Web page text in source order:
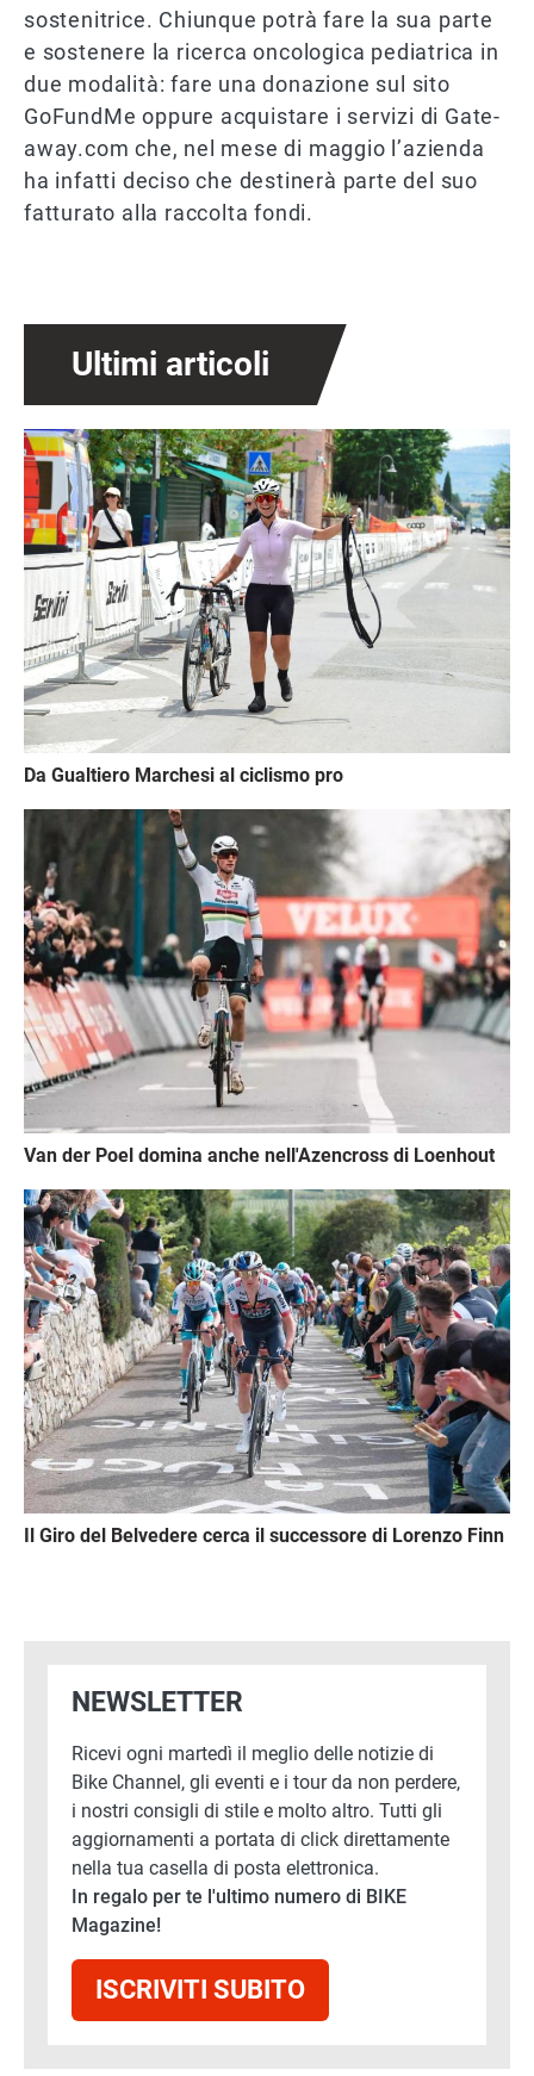
sostenitrice. Chiunque potrà fare la sua parte
e sostenere la ricerca oncologica pediatrica in
due modalità: fare una donazione sul sito
GoFundMe oppure acquistare i servizi di Gate-
away.com che, nel mese di maggio l’azienda
ha infatti deciso che destinerà parte del suo
fatturato alla raccolta fondi.
Ultimi articoli
Immagine
Da Gualtiero Marchesi al ciclismo pro
Van der Poel domina anche nell'Azencross di Loenhout
Immagine
Il Giro del Belvedere cerca il successore di Lorenzo Finn
NEWSLETTER
Ricevi ogni martedì il meglio delle notizie di
Bike Channel, gli eventi e i tour da non perdere,
i nostri consigli di stile e molto altro. Tutti gli
aggiornamenti a portata di click direttamente
nella tua casella di posta elettronica.
In regalo per te l'ultimo numero di BIKE
Magazine!
ISCRIVITI SUBITO